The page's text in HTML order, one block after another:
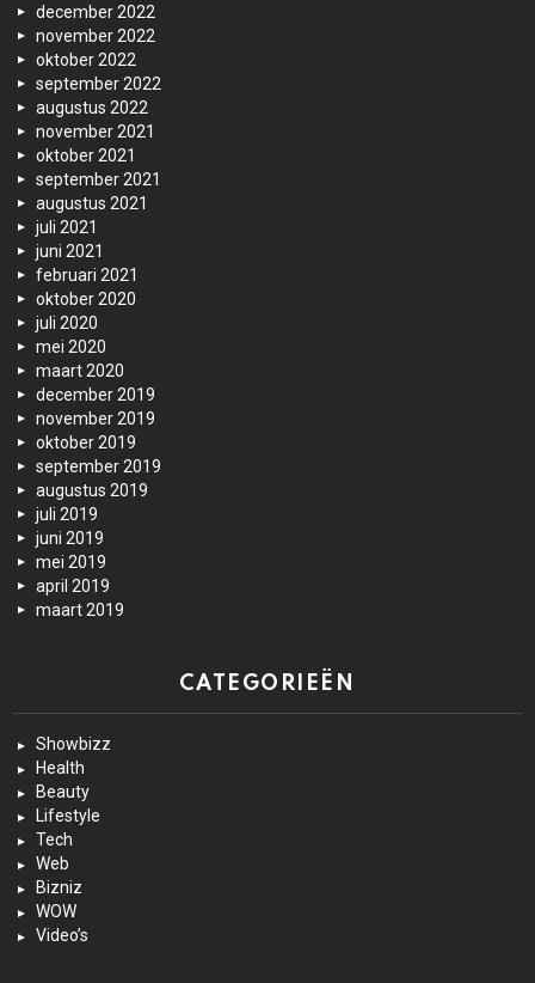
december 2022
november 2022
oktober 2022
september 2022
augustus 2022
november 2021
oktober 2021
september 2021
augustus 2021
juli 2021
juni 2021
februari 2021
oktober 2020
juli 2020
mei 2020
maart 2020
december 2019
november 2019
oktober 2019
september 2019
augustus 2019
juli 2019
juni 2019
mei 2019
april 2019
maart 2019
CATEGORIEËN
Showbizz
Health
Beauty
Lifestyle
Tech
Web
Bizniz
WOW
Video’s